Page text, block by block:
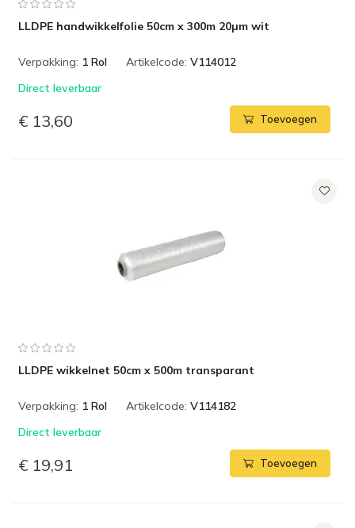
LLDPE handwikkelfolie 50cm x 300m 20µm wit
Verpakking: 1 Rol Artikelcode: V114012
Direct leverbaar
€ 13,60 Toevoegen
LLDPE wikkelnet 50cm x 500m transparant
Verpakking: 1 Rol Artikelcode: V114182
Direct leverbaar
€ 19,91 Toevoegen